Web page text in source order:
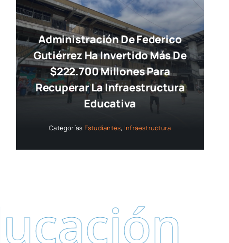
Administración De Federico
Gutiérrez Ha Invertido Más De
$222.700 Millones Para
Recuperar La Infraestructura
Educativa
Categorías Estudiantes, Infraestructura